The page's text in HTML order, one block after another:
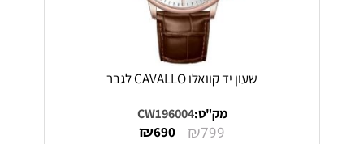
שעון יד קוואלו CAVALLO לגבר
מק"ט:CW196004
₪799
₪690